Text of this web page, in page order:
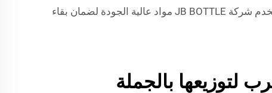
كما أن جودة الزجاجة تحمي السيرم أيضًا؛ فمثلًا، يحجب الزجاج الداكن أشعة الشمس التي قد تُضعف فعالية السيرم. وتستخدم شركة JB BOTTLE مواد عالية الجودة لضمان بقاء
لتوزيعها بالجملة